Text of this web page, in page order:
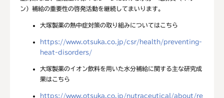
ン）補給の重要性の啓発活動を継続してまいります。
大塚製薬の熱中症対策の取り組みについてはこちら
https://www.otsuka.co.jp/csr/health/preventing-
heat-disorders/
大塚製薬のイオン飲料を用いた水分補給に関する主な研究成
果はこちら
https://www.otsuka.co.jp/nutraceutical/about/re